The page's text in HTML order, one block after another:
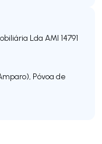
Lda AMI 14791
, Póvoa de